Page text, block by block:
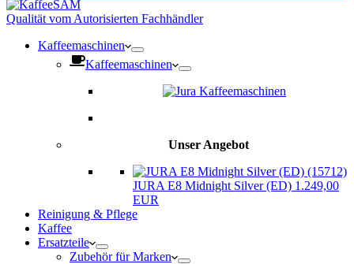
Qualität vom Autorisierten Fachhändler
Kaffeemaschinen
Kaffeemaschinen
Unser Angebot
JURA E8 Midnight Silver (ED) 1.249,00
EUR
Reinigung & Pflege
Kaffee
Ersatzteile
Zubehör für Marken